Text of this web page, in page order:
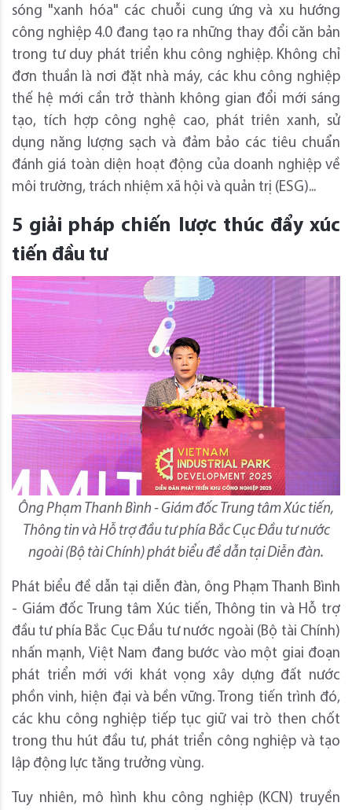
sóng "xanh hóa" các chuỗi cung ứng và xu hướng
công nghiệp 4.0 đang tạo ra những thay đổi căn bản
trong tư duy phát triển khu công nghiệp. Không chỉ
đơn thuần là nơi đặt nhà máy, các khu công nghiệp
thế hệ mới cần trở thành không gian đổi mới sáng
tạo, tích hợp công nghệ cao, phát triên xanh, sử
dụng năng lượng sạch và đảm bảo các tiêu chuẩn
đánh giá toàn diện hoạt động của doanh nghiệp về
môi trường, trách nhiệm xã hội và quản trị (ESG)...
5 giải pháp chiến lược thúc đẩy xúc
tiến đầu tư
Ông Phạm Thanh Bình - Giám đốc Trung tâm Xúc tiến,
Thông tin và Hỗ trợ đầu tư phía Bắc Cục Đầu tư nước
ngoài (Bộ tài Chính) phát biểu đề dẫn tại Diễn đàn.
Phát biểu đề dẫn tại diễn đàn, ông Phạm Thanh Bình
- Giám đốc Trung tâm Xúc tiến, Thông tin và Hỗ trợ
đầu tư phía Bắc Cục Đầu tư nước ngoài (Bộ tài Chính)
nhấn mạnh, Việt Nam đang bước vào một giai đoạn
phát triển mới với khát vọng xây dựng đất nước
phồn vinh, hiện đại và bền vững. Trong tiến trình đó,
các khu công nghiệp tiếp tục giữ vai trò then chốt
trong thu hút đầu tư, phát triển công nghiệp và tạo
lập động lực tăng trưởng vùng.
Tuy nhiên, mô hình khu công nghiệp (KCN) truyền